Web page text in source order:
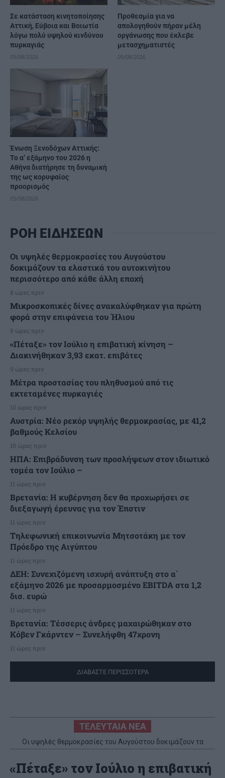
Σε κατάσταση κινητοποίησης
Αττική, Εύβοια και Βοιωτία
λόγω πολύ υψηλού κινδύνου
πυρκαγιάς
05/08/2026
Προθεσμία για να
απολογηθούν πήραν μέλη
οργάνωσης που έκλεβε
μετασχηματιστές
05/08/2026
Ένωση Ξενοδόχων Αττικής:
Το α’ εξάμηνο του 2026 η
Αθήνα διατήρησε τη δυναμική
της ως κορυφαίος
προορισμός
05/08/2026
ΡΟΗ ΕΙΔΗΣΕΩΝ
Οι υψηλές θερμοκρασίες του Αυγούστου
δοκιμάζουν τα ελαστικά του αυτοκινήτου
περισσότερο από κάθε άλλη εποχή
8 ώρες πριν
Μικροσκοπικές δίνες ανακαλύφθηκαν για πρώτη
φορά στην επιφάνεια του Ήλιου
9 ώρες πριν
«Πέταξε» τον Ιούλιο η επιβατική κίνηση –
Διακινήθηκαν 3,93 εκατ. επιβάτες
9 ώρες πριν
Μέτρα προστασίας του πληθυσμού από τις
εκτεταμένες πυρκαγιές
10 ώρες πριν
Αυστρία: Νέο ρεκόρ υψηλής θερμοκρασίας, με 41,2
βαθμούς Κελσίου
10 ώρες πριν
ΗΠΑ: Επιβράδυνση των προσλήψεων στον ιδιωτικό
τομέα τον Ιούλιο –
11 ώρες πριν
Βρετανία: Η κυβέρνηση δεν θα προχωρήσει σε
διεξαγωγή έρευνας για τον Έπστιν
11 ώρες πριν
Τηλεφωνική επικοινωνία Μητσοτάκη με τον
Πρόεδρο της Αιγύπτου
11 ώρες πριν
ΔΕΗ: Συνεχιζόμενη ισχυρή ανάπτυξη στο α΄
εξάμηνο 2026 με προσαρμοσμένο EBITDA στα 1,2
δισ. ευρώ
11 ώρες πριν
Βρετανία: Τέσσερις άνδρες μαχαιρώθηκαν στο
Κόβεν Γκάρντεν – Συνελήφθη 47χρονη
11 ώρες πριν
ΔΙΑΒΑΣΤΕ ΠΕΡΙΣΣΟΤΕΡΑ